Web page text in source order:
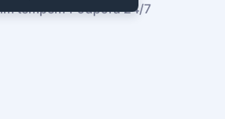
tempem·Podpora 24/7